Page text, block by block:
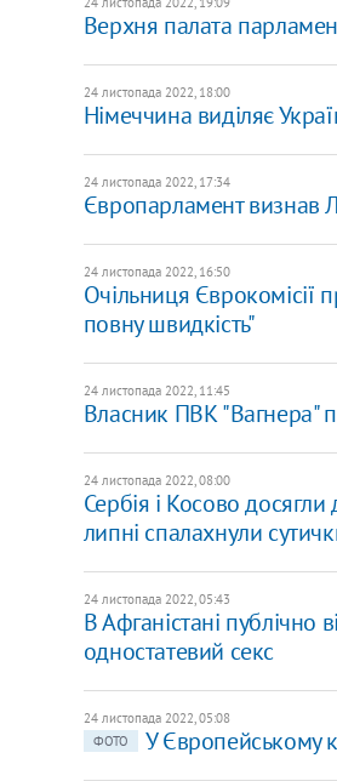
Верхня палата
24 листопада 2022, 18:00
Н​імеччина виділяє
24 листопада 2022, 17:34
Європарламент визнав
24 листопада 2022, 16:50
Очільниця Єврокомісії
повну швидкість"
24 листопада 2022, 11:45
Власник ПВК "Вагнера"
24 листопада 2022, 08:00
Сербія і Косово
липні спалахнули
24 листопада 2022, 05:43
В Афганістані
одностатевий секс
24 листопада 2022, 05:08
ФОТО
У Європейському